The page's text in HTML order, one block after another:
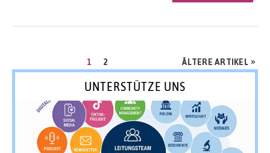
Seitennummerierung
Beiträge
SEITE
1 SEITE
2 ÄLTERE ARTIKEL »
UNTERSTÜTZE UNS